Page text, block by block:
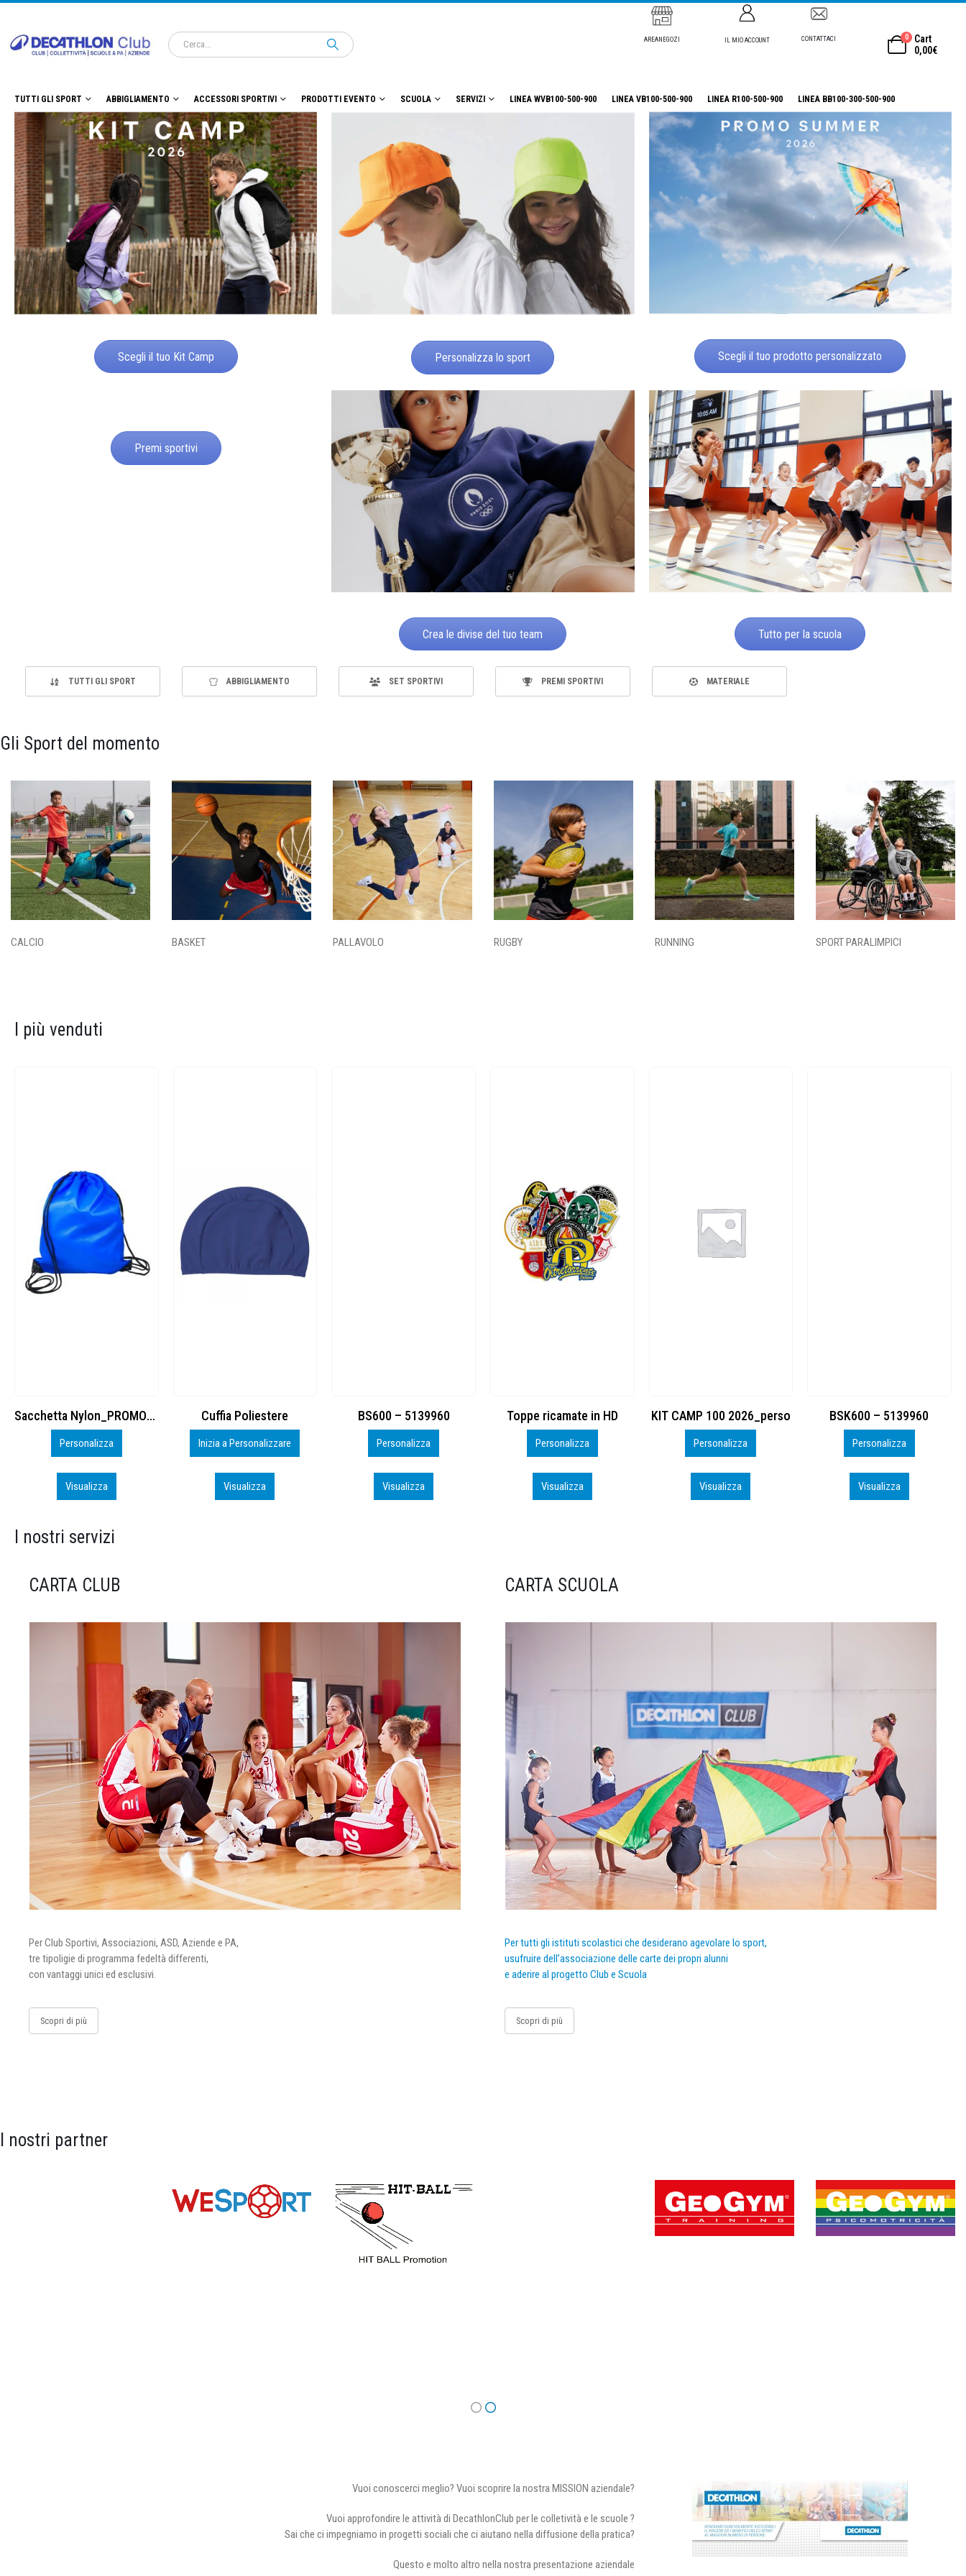
AREANEGOZI IL MIO ACCOUNT CONTATTACI 0
Cart
0,00€
TUTTI GLI SPORT ABBIGLIAMENTO ACCESSORI SPORTIVI PRODOTTI EVENTO SCUOLA SERVIZI LINEA WVB100-500-900 LINEA VB100-500-900 LINEA R100-500-900 LINEA BB100-300-500-900
Scegli il tuo Kit Camp Personalizza lo sport Scegli il tuo prodotto personalizzato
Premi sportivi
Crea le divise del tuo team Tutto per la scuola
TUTTI GLI SPORT ABBIGLIAMENTO SET SPORTIVI PREMI SPORTIVI MATERIALE
Gli Sport del momento
CALCIO BASKET PALLAVOLO RUGBY RUNNING SPORT PARALIMPICI
I più venduti
Cuffia Poliestere
Inizia a Personalizzare
Visualizza
BS600 – 5139960
Personalizza
Visualizza
Toppe ricamate in HD
Personalizza
Visualizza
KIT CAMP 100 2026_perso
Personalizza
Visualizza
BSK600 – 5139960
Personalizza
Visualizza
DTF
Personalizza
Visualizza
I nostri servizi
CARTA CLUB
Per Club Sportivi, Associazioni, ASD, Aziende e PA,
tre tipoligie di programma fedeltà differenti,
con vantaggi unici ed esclusivi.
Scopri di più
CARTA SCUOLA
Per tutti gli istituti scolastici che desiderano agevolare lo sport,
usufruire dell’associazione delle carte dei propri alunni
e aderire al progetto Club e Scuola
Scopri di più
I nostri partner
Vuoi conoscerci meglio? Vuoi scoprire la nostra MISSION aziendale?
Vuoi approfondire le attività di DecathlonClub per le colletività e le scuole ?
Sai che ci impegniamo in progetti sociali che ci aiutano nella diffusione della pratica?
Questo e molto altro nella nostra presentazione aziendale